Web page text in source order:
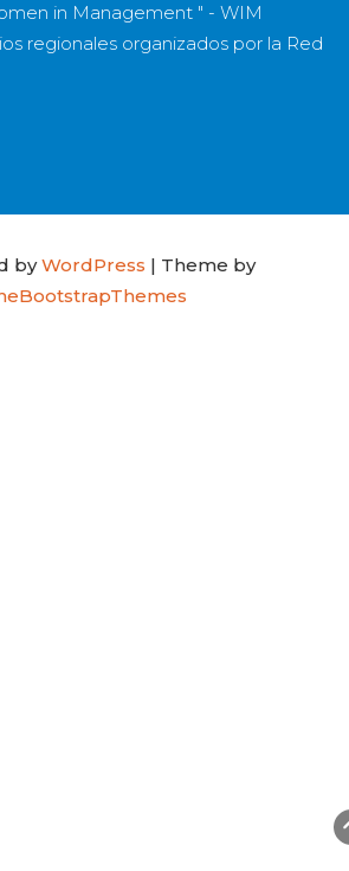
in Management " - WIM
regionales organizados por la Red
byWordPress | Theme by